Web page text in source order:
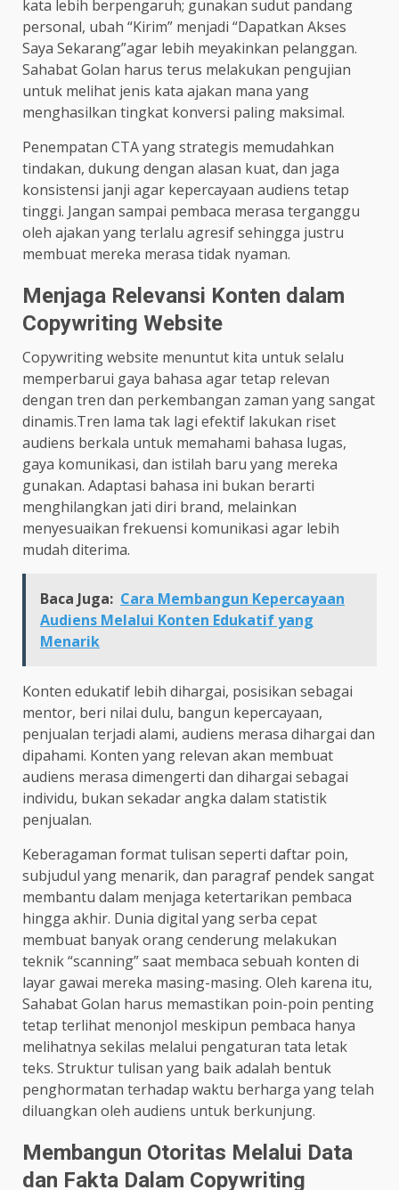
kata lebih berpengaruh; gunakan sudut pandang
personal, ubah “Kirim” menjadi “Dapatkan Akses
Saya Sekarang”agar lebih meyakinkan pelanggan.
Sahabat Golan harus terus melakukan pengujian
untuk melihat jenis kata ajakan mana yang
menghasilkan tingkat konversi paling maksimal.
Penempatan CTA yang strategis memudahkan
tindakan, dukung dengan alasan kuat, dan jaga
konsistensi janji agar kepercayaan audiens tetap
tinggi. Jangan sampai pembaca merasa terganggu
oleh ajakan yang terlalu agresif sehingga justru
membuat mereka merasa tidak nyaman.
Menjaga Relevansi Konten dalam
Copywriting Website
Copywriting website menuntut kita untuk selalu
memperbarui gaya bahasa agar tetap relevan
dengan tren dan perkembangan zaman yang sangat
dinamis.Tren lama tak lagi efektif lakukan riset
audiens berkala untuk memahami bahasa lugas,
gaya komunikasi, dan istilah baru yang mereka
gunakan. Adaptasi bahasa ini bukan berarti
menghilangkan jati diri brand, melainkan
menyesuaikan frekuensi komunikasi agar lebih
mudah diterima.
Baca Juga: Cara Membangun Kepercayaan
Audiens Melalui Konten Edukatif yang
Menarik
Konten edukatif lebih dihargai, posisikan sebagai
mentor, beri nilai dulu, bangun kepercayaan,
penjualan terjadi alami, audiens merasa dihargai dan
dipahami. Konten yang relevan akan membuat
audiens merasa dimengerti dan dihargai sebagai
individu, bukan sekadar angka dalam statistik
penjualan.
Keberagaman format tulisan seperti daftar poin,
subjudul yang menarik, dan paragraf pendek sangat
membantu dalam menjaga ketertarikan pembaca
hingga akhir. Dunia digital yang serba cepat
membuat banyak orang cenderung melakukan
teknik “scanning” saat membaca sebuah konten di
layar gawai mereka masing-masing. Oleh karena itu,
Sahabat Golan harus memastikan poin-poin penting
tetap terlihat menonjol meskipun pembaca hanya
melihatnya sekilas melalui pengaturan tata letak
teks. Struktur tulisan yang baik adalah bentuk
penghormatan terhadap waktu berharga yang telah
diluangkan oleh audiens untuk berkunjung.
Membangun Otoritas Melalui Data
dan Fakta Dalam Copywriting